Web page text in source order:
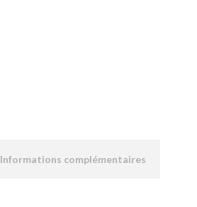
Informations complémentaires